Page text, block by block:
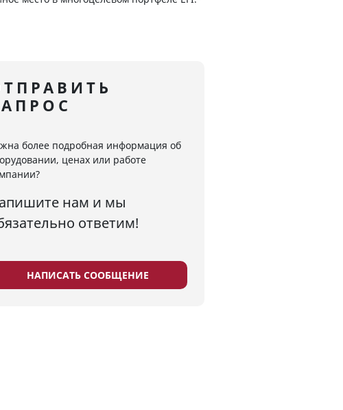
более подробная информация об
ценах или работе
нам и мы
ответим!
НАПИСАТЬ СООБЩЕНИЕ